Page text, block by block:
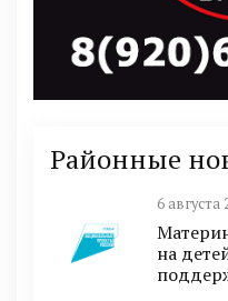
Районные
6 августа
на